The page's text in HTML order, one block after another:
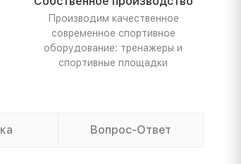
Производим качественное
современное спортивное
оборудование: тренажеры и
спортивные площадки
Вопрос-Ответ